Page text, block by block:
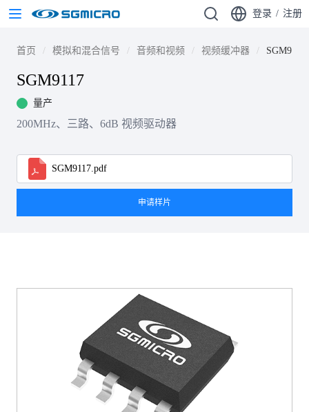
登录 / 注册
首页 模拟和混合信号 音频和视频 视频缓冲器 SGM9117
SGM9117
量产
200MHz、三路、6dB 视频驱动器
SGM9117.pdf
申请样片